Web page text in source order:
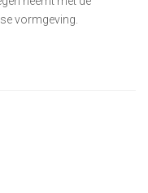
vormgeving.